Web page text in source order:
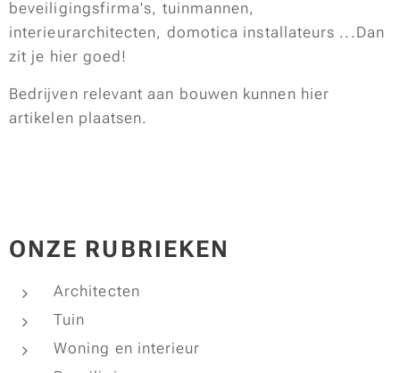
beveiligingsfirma's, tuinmannen,
interieurarchitecten, domotica installateurs ...Dan
zit je hier goed!
Bedrijven relevant aan bouwen kunnen hier
artikelen plaatsen.
ONZE RUBRIEKEN
Architecten
Tuin
Woning en interieur